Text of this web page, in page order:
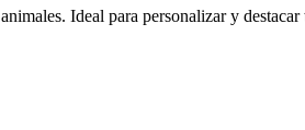
Ideal para personalizar y destacar